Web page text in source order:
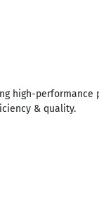
high-
& quality.